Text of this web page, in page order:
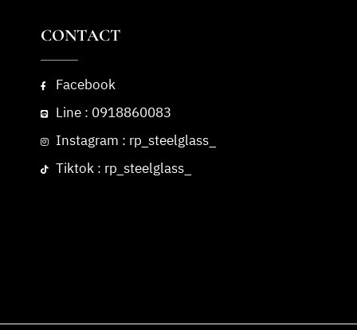
CONTACT
Facebook
Line : 0918860083
Instagram : rp_steelglass_
Tiktok : rp_steelglass_